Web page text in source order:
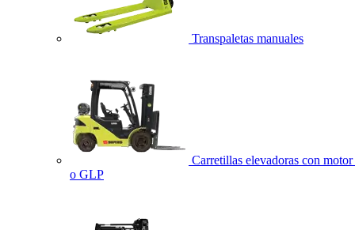
Transpaletas manuales
Carretillas elevadoras con motor
o GLP